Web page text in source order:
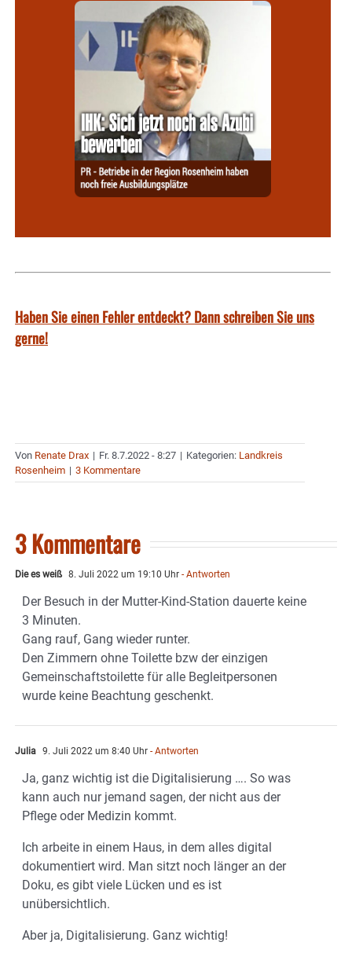
Haben Sie einen Fehler entdeckt? Dann schreiben Sie uns
gerne!
Von Renate Drax | Fr. 8.7.2022 - 8:27 | Kategorien: Landkreis
Rosenheim | 3 Kommentare
3 Kommentare
Die es weiß 8. Juli 2022 um 19:10 Uhr - Antworten
Der Besuch in der Mutter-Kind-Station dauerte keine
3 Minuten.
Gang rauf, Gang wieder runter.
Den Zimmern ohne Toilette bzw der einzigen
Gemeinschaftstoilette für alle Begleitpersonen
wurde keine Beachtung geschenkt.
Julia 9. Juli 2022 um 8:40 Uhr - Antworten
Ja, ganz wichtig ist die Digitalisierung …. So was
kann auch nur jemand sagen, der nicht aus der
Pflege oder Medizin kommt.
Ich arbeite in einem Haus, in dem alles digital
dokumentiert wird. Man sitzt noch länger an der
Doku, es gibt viele Lücken und es ist
unübersichtlich.
Aber ja, Digitalisierung. Ganz wichtig!